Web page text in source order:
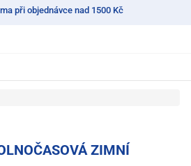
při objednávce nad 1500 Kč
ZIMNÍ